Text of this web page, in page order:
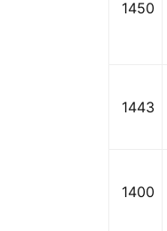
1450
1443
1400